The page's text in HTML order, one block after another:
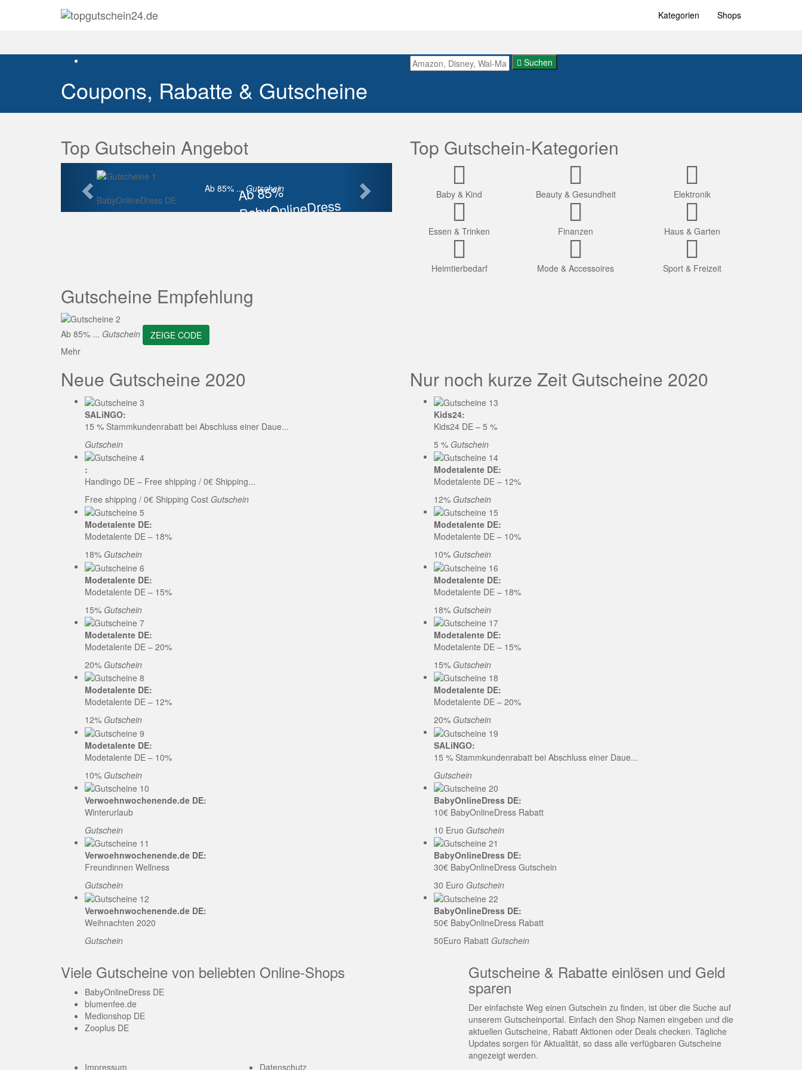
Kategorien Shops
Coupons, Rabatte & Gutscheine
Suchen
Top Gutschein Angebot
Ab 85%
BabyOnlineDress
Ab 85% ... Gutschein
BabyOnlineDress DE
Vorherige
Top Gutschein-Kategorien
Baby & Kind Beauty & Gesundheit Elektronik
Essen & Trinken Finanzen Haus & Garten
Heimtierbedarf Mode & Accessoires Sport & Freizeit
Gutscheine Empfehlung
Ab 85% ... Gutschein
ZEIGE CODE
Mehr
Neue Gutscheine 2020
SALiNGO:
15 % Stammkundenrabatt bei Abschluss einer Daue...
Gutschein
:
Handingo DE – Free shipping / 0€ Shipping...
Free shipping / 0€ Shipping Cost Gutschein
Modetalente DE:
Modetalente DE – 18%
18% Gutschein
Modetalente DE:
Modetalente DE – 15%
15% Gutschein
Modetalente DE:
Modetalente DE – 20%
20% Gutschein
Modetalente DE:
Modetalente DE – 12%
12% Gutschein
Modetalente DE:
Modetalente DE – 10%
10% Gutschein
Verwoehnwochenende.de DE:
Winterurlaub
Gutschein
Verwoehnwochenende.de DE:
Freundinnen Wellness
Gutschein
Verwoehnwochenende.de DE:
Weihnachten 2020
Gutschein
Nur noch kurze Zeit Gutscheine 2020
Kids24:
Kids24 DE – 5 %
5 % Gutschein
Modetalente DE:
Modetalente DE – 12%
12% Gutschein
Modetalente DE:
Modetalente DE – 10%
10% Gutschein
Modetalente DE:
Modetalente DE – 18%
18% Gutschein
Modetalente DE:
Modetalente DE – 15%
15% Gutschein
Modetalente DE:
Modetalente DE – 20%
20% Gutschein
SALiNGO:
15 % Stammkundenrabatt bei Abschluss einer Daue...
Gutschein
BabyOnlineDress DE:
10€ BabyOnlineDress Rabatt
10 Eruo Gutschein
BabyOnlineDress DE:
30€ BabyOnlineDress Gutschein
30 Euro Gutschein
BabyOnlineDress DE:
50€ BabyOnlineDress Rabatt
50Euro Rabatt Gutschein
Viele Gutscheine von beliebten Online-Shops
BabyOnlineDress DE
blumenfee.de
Medionshop DE
Zooplus DE
Gutscheine & Rabatte einlösen und Geld
sparen
Der einfachste Weg einen Gutschein zu finden, ist über die Suche auf
unserem Gutscheinportal. Einfach den Shop Namen eingeben und die
aktuellen Gutscheine, Rabatt Aktionen oder Deals checken. Tägliche
Updates sorgen für Aktualität, so dass alle verfügbaren Gutscheine
angezeigt werden.
Impressum
Datenschutz